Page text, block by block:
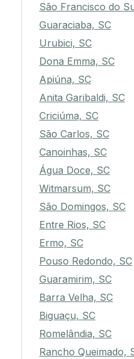
São Francisco do
Guaraciaba, SC
Urubici, SC
Dona Emma, SC
Apiúna, SC
Anita Garibaldi, SC
Criciúma, SC
São Carlos, SC
Canoinhas, SC
Água Doce, SC
Witmarsum, SC
São Domingos, SC
Entre Rios, SC
Ermo, SC
Pouso Redondo, SC
Guaramirim, SC
Barra Velha, SC
Biguaçu, SC
Romelândia, SC
Rancho Queimado,